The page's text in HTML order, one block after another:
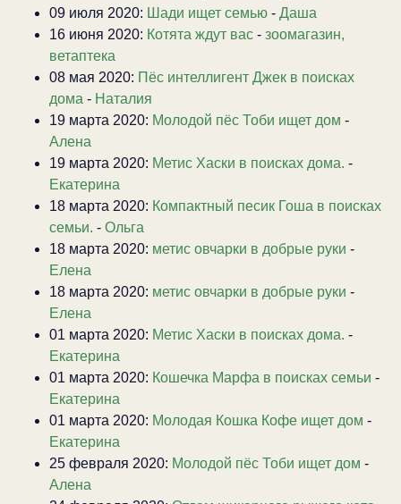
09 июля 2020: Шади ищет семью - Даша
16 июня 2020: Котята ждут вас - зоомагазин,
ветаптека
08 мая 2020: Пёс интеллигент Джек в поисках
дома - Наталия
19 марта 2020: Молодой пёс Тоби ищет дом -
Алена
19 марта 2020: Метис Хаски в поисках дома. -
Екатерина
18 марта 2020: Компактный песик Гоша в поисках
семьи. - Ольга
18 марта 2020: метис овчарки в добрые руки -
Елена
18 марта 2020: метис овчарки в добрые руки -
Елена
01 марта 2020: Метис Хаски в поисках дома. -
Екатерина
01 марта 2020: Кошечка Марфа в поисках семьи -
Екатерина
01 марта 2020: Молодая Кошка Кофе ищет дом -
Екатерина
25 февраля 2020: Молодой пёс Тоби ищет дом -
Алена